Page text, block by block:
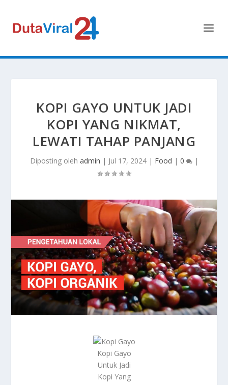
KOPI GAYO UNTUK JADI
KOPI YANG NIKMAT,
LEWATI TAHAP PANJANG
Diposting oleh admin | Jul 17, 2024| Food | 0 |
Kopi Gayo
Untuk Jadi
Kopi Yang